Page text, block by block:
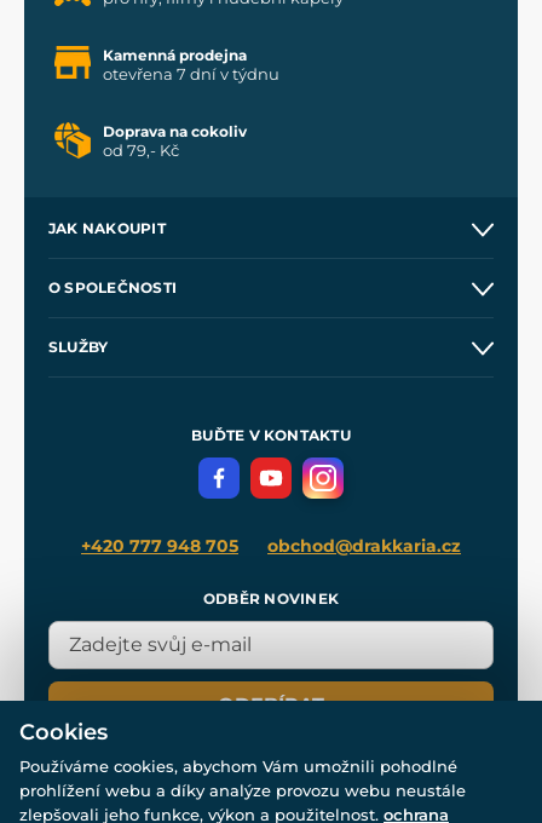
Kamenná prodejna
otevřena 7 dní v týdnu
Doprava na cokoliv
od 79,- Kč
JAK NAKOUPIT
Velkoobchod
O SPOLEČNOSTI
SLUŽBY
Meče pro Kingdom Come
BUĎTE V KONTAKTU
+420 777 948 705 obchod@drakkaria.cz
ODBĚR NOVINEK
ODEBÍRAT
Cookies
Používáme cookies, abychom Vám umožnili pohodlné
prohlížení webu a díky analýze provozu webu neustále
zlepšovali jeho funkce, výkon a použitelnost. ochrana